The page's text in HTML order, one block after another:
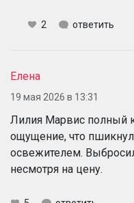
2 ответить
Елена
19 мая 2026 в 13:31
Лилия Марвис полный
ощущение, что
освежителем.
несмотря на цену.